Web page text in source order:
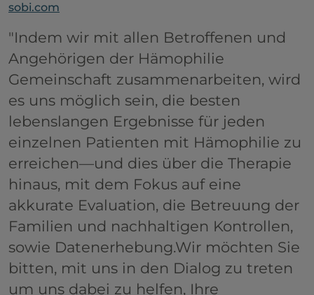
sobi.com
"Indem wir mit allen Betroffenen und
Angehörigen der Hämophilie
Gemeinschaft zusammenarbeiten, wird
es uns möglich sein, die besten
lebenslangen Ergebnisse für jeden
einzelnen Patienten mit Hämophilie zu
erreichen—und dies über die Therapie
hinaus, mit dem Fokus auf eine
akkurate Evaluation, die Betreuung der
Familien und nachhaltigen Kontrollen,
sowie Datenerhebung.Wir möchten Sie
bitten, mit uns in den Dialog zu treten
um uns dabei zu helfen, Ihre